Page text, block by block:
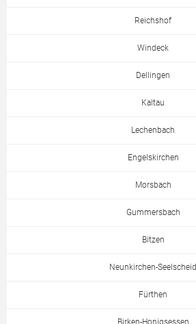
Reichshof
Windeck
Dellingen
Kaltau
Lechenbach
Engelskirchen
Morsbach
Gummersbach
Bitzen
Neunkirchen-Seelscheid
Fürthen